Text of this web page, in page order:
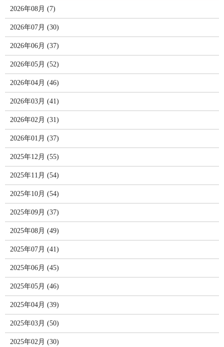
2026年08月 (7)
2026年07月 (30)
2026年06月 (37)
2026年05月 (52)
2026年04月 (46)
2026年03月 (41)
2026年02月 (31)
2026年01月 (37)
2025年12月 (55)
2025年11月 (54)
2025年10月 (54)
2025年09月 (37)
2025年08月 (49)
2025年07月 (41)
2025年06月 (45)
2025年05月 (46)
2025年04月 (39)
2025年03月 (50)
2025年02月 (30)